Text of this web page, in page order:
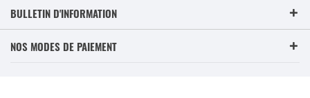
BULLETIN D'INFORMATION
NOS MODES DE PAIEMENT